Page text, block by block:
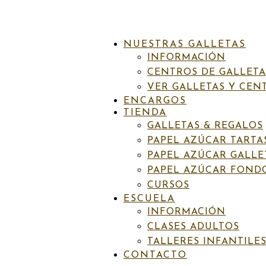
NUESTRAS GALLETAS
INFORMACIÓN
CENTROS DE
VER GALLETAS Y
ENCARGOS
TIENDA
GALLETAS & REGALOS
PAPEL AZÚCAR
PAPEL AZÚCAR
PAPEL AZÚCAR
CURSOS
ESCUELA
INFORMACIÓN
CLASES ADULTOS
TALLERES INFANTILES
CONTACTO
PAPEL AZÚCAR GALLETAS/
Papel azúcar galletas
Nav13 Oro-rosa